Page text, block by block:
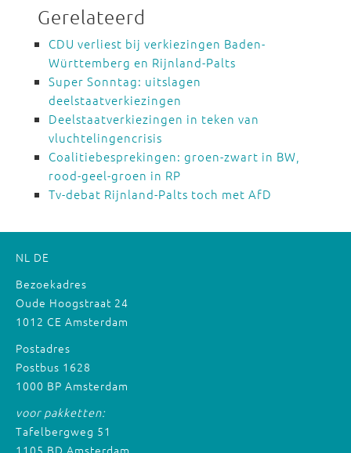
Gerelateerd
CDU verliest bij verkiezingen Baden-
Württemberg en Rijnland-Palts
Super Sonntag: uitslagen
deelstaatverkiezingen
Deelstaatverkiezingen in teken van
vluchtelingencrisis
Coalitiebesprekingen: groen-zwart in BW,
rood-geel-groen in RP
Tv-debat Rijnland-Palts toch met AfD
NL DE
Bezoekadres
Oude Hoogstraat 24
1012 CE Amsterdam
Postadres
Postbus 1628
1000 BP Amsterdam
voor pakketten:
Tafelbergweg 51
1105 BD Amsterdam